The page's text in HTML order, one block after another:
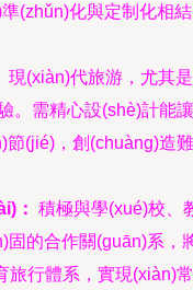
(zhǔn)化與定制化相結
現(xiàn)代旅游，尤其是
。需精心設(shè)計能讓
節(jié)，創(chuàng)造難
： 積極與學(xué)校、
固的合作關(guān)系，
旅行體系，實現(xiàn)常